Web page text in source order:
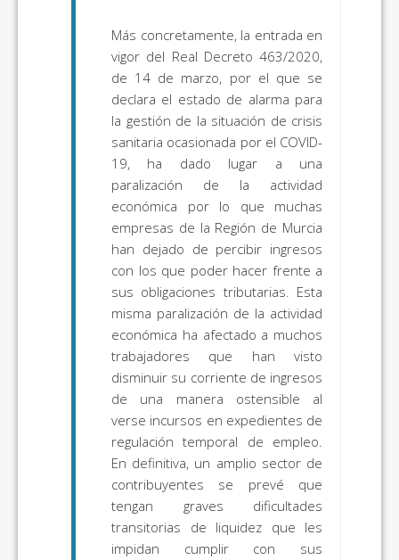
Más concretamente, la entrada en
vigor del Real Decreto 463/2020,
de 14 de marzo, por el que se
declara el estado de alarma para
la gestión de la situación de crisis
sanitaria ocasionada por el COVID-
19, ha dado lugar a una
paralización de la actividad
económica por lo que muchas
empresas de la Región de Murcia
han dejado de percibir ingresos
con los que poder hacer frente a
sus obligaciones tributarias. Esta
misma paralización de la actividad
económica ha afectado a muchos
trabajadores que han visto
disminuir su corriente de ingresos
de una manera ostensible al
verse incursos en expedientes de
regulación temporal de empleo.
En definitiva, un amplio sector de
contribuyentes se prevé que
tengan graves dificultades
transitorias de liquidez que les
impidan cumplir con sus